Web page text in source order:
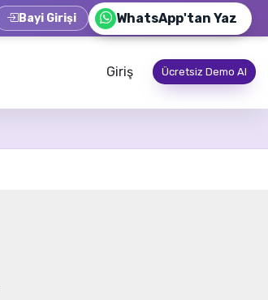
Bayi Girişi WhatsApp'tan Yaz
Giriş Ücretsiz Demo Al